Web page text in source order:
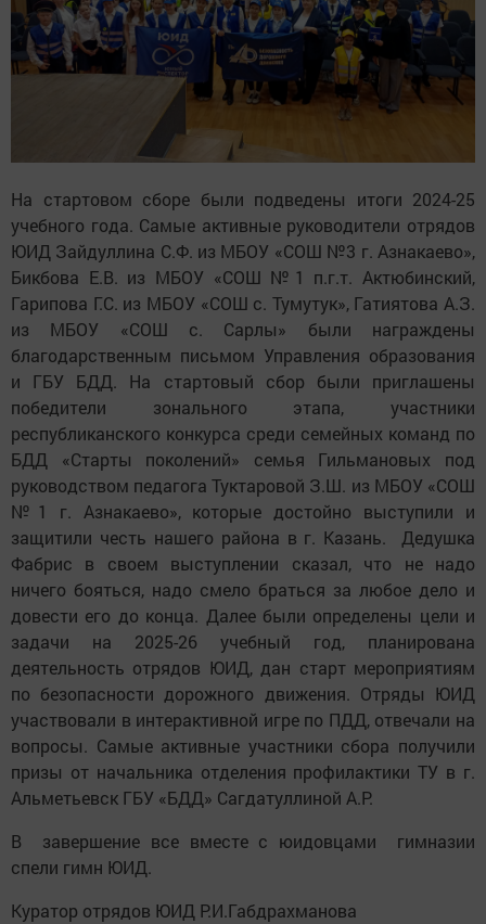
На стартовом сборе были подведены итоги 2024-25
учебного года. Самые активные руководители отрядов
ЮИД Зайдуллина С.Ф. из МБОУ «СОШ №3 г. Азнакаево»,
Бикбова Е.В. из МБОУ «СОШ №1 п.г.т. Актюбинский,
Гарипова Г.С. из МБОУ «СОШ с. Тумутук», Гатиятова А.З.
из МБОУ «СОШ с. Сарлы» были награждены
благодарственным письмом Управления образования
и ГБУ БДД. На стартовый сбор были приглашены
победители зонального этапа, участники
республиканского конкурса среди семейных команд по
БДД «Старты поколений» семья Гильмановых под
руководством педагога Туктаровой З.Ш. из МБОУ «СОШ
№1 г. Азнакаево», которые достойно выступили и
защитили честь нашего района в г. Казань. Дедушка
Фабрис в своем выступлении сказал, что не надо
ничего бояться, надо смело браться за любое дело и
довести его до конца. Далее были определены цели и
задачи на 2025-26 учебный год, планирована
деятельность отрядов ЮИД, дан старт мероприятиям
по безопасности дорожного движения. Отряды ЮИД
участвовали в интерактивной игре по ПДД, отвечали на
вопросы. Самые активные участники сбора получили
призы от начальника отделения профилактики ТУ в г.
Альметьевск ГБУ «БДД» Сагдатуллиной А.Р.
В завершение все вместе с юидовцами гимназии
спели гимн ЮИД.
Куратор отрядов ЮИД Р.И.Габдрахманова